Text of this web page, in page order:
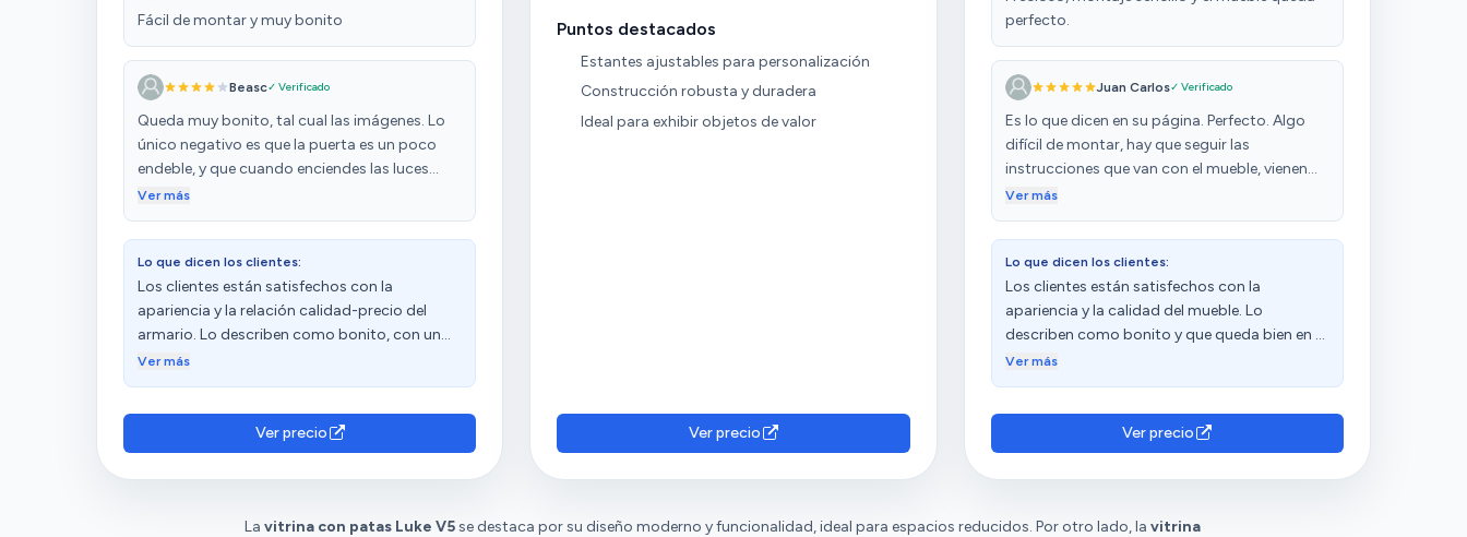
Fácil de montar y muy bonito
Beasc✓ Verificado
Queda muy bonito, tal cual las imágenes. Lo
único negativo es que la puerta es un poco
endeble, y que cuando enciendes las luces
ultravioletas se ven todas las huellas al trasluz
Ver más
Lo que dicen los clientes:
Los clientes están satisfechos con la
apariencia y la relación calidad-precio del
armario. Lo describen como bonito, con un
acabado de calidad y una excelente compra.
apertura. Las opiniones sobre el montaje, la
calidad y la resistencia son diversas.
Ver más
Ver precio
Puntos destacados
Estantes ajustables para personalización
Construcción robusta y duradera
Ideal para exhibir objetos de valor
Ver precio
perfecto.
Juan Carlos✓ Verificado
Es lo que dicen en su página. Perfecto. Algo
difícil de montar, hay que seguir las
instrucciones que van con el mueble, vienen
sin agujeros de los tornillos a montar. Se
muebles que compre, la vitrina vino con una
puerta de otro color y escribi por Amazon al
fabricante y me lo van a solucionar
enviándome otra puerta. Estoy a la espera de
recibirla La atención prestada es muy buena y
soluciona rápido cualquier problema que
surja. Ya comentaré cuando reciba la puerta.
Ver más
Lo que dicen los clientes:
Los clientes están satisfechos con la
apariencia y la calidad del mueble. Lo
describen como bonito y que queda bien en el
comedor. Sin embargo, algunos han recibido
Ver más
Ver precio
La vitrina con patas Luke V5se destaca por su diseño moderno y funcionalidad, ideal para espacios reducidos. Por otro lado, la vitrina